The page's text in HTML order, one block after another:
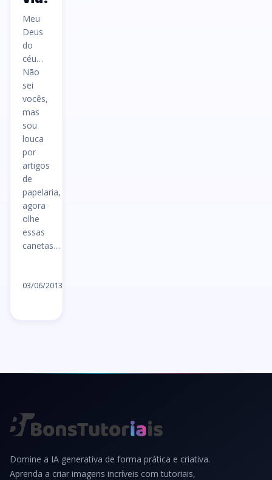
Meu
Deus
do
céu…
Não
sei
vocês,
mas
sou
louca
por
artigos
de
papelaria,
agora
olhe
essas
canetas…
03/06/2013
Domine a IA generativa de forma prática e criativa.
Aprenda a criar imagens incríveis com tutoriais,